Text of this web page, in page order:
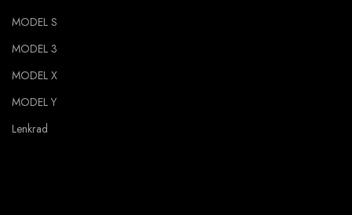
MODEL S
MODEL 3
MODEL X
MODEL Y
Lenkrad